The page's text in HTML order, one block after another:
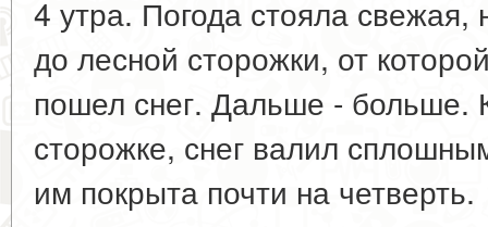
4 утра. Погода стояла
до лесной сторожки, от
пошел снег. Дальше - больше.
сторожке, снег валил
им покрыта почти на четверть.